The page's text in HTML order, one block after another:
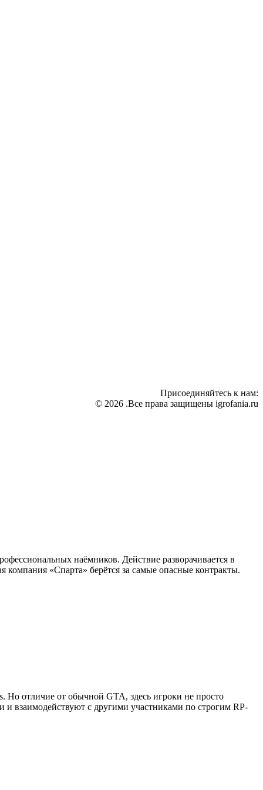
Присоединяйтесь к нам:
© 2026 .Все права защищены igrofania.ru
наёмников. Действие разворачивается в
«Спарта» берётся за самые опасные контракты.
Но отличие от обычной GTA, здесь игроки не просто
и взаимодействуют с другими участниками по строгим RP-